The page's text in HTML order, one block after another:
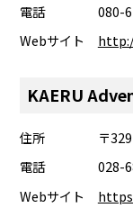
電話
080-
Webサイト
KAERU
住所
〒
電話
028-
Webサイト